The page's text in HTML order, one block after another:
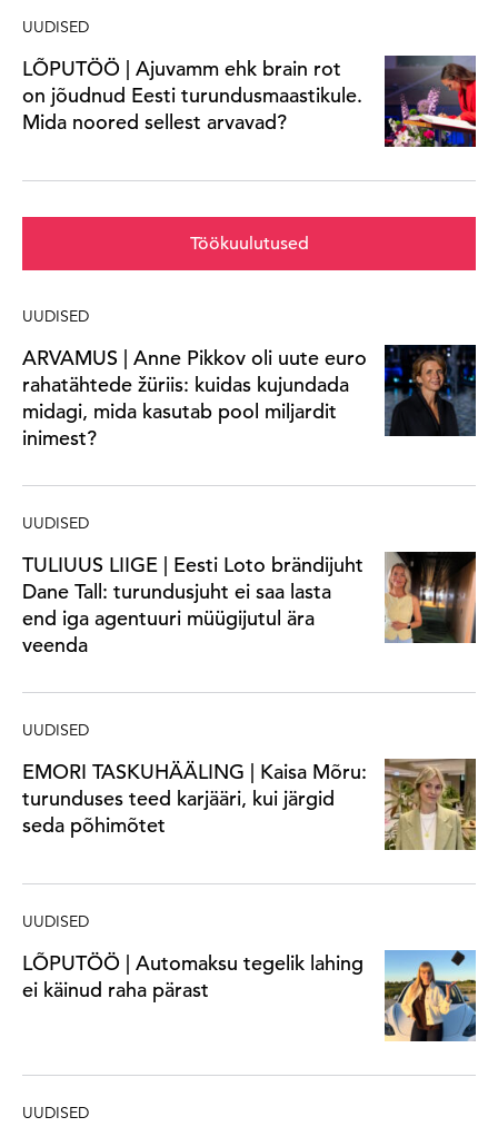
UUDISED
LÕPUTÖÖ | Ajuvamm ehk brain rot
on jõudnud Eesti turundusmaastikule.
Mida noored sellest arvavad?
Töökuulutused
UUDISED
ARVAMUS | Anne Pikkov oli uute euro
rahatähtede žüriis: kuidas kujundada
midagi, mida kasutab pool miljardit
inimest?
UUDISED
TULIUUS LIIGE | Eesti Loto brändijuht
Dane Tall: turundusjuht ei saa lasta
end iga agentuuri müügijutul ära
veenda
UUDISED
EMORI TASKUHÄÄLING | Kaisa Mõru:
turunduses teed karjääri, kui järgid
seda põhimõtet
UUDISED
LÕPUTÖÖ | Automaksu tegelik lahing
ei käinud raha pärast
UUDISED